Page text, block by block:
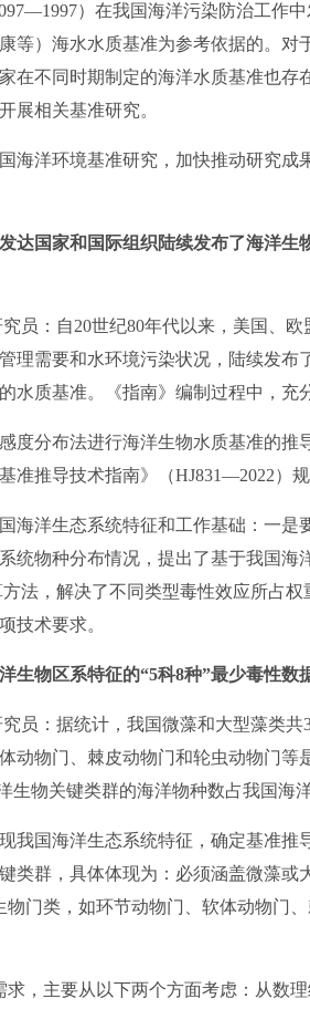
）在我国海洋污染防治工作中
等）海水水质基准为参考依据的。
在不同时期制定的海洋水质基准也
展相关基准研究。
洋环境基准研究，加快推动研究成
达国家和国际组织陆续发布了海洋
：自20世纪80年代以来，美国、欧
理需要和水环境污染状况，陆续发
水质基准。《指南》编制过程中，充
分布法进行海洋生物水质基准的推
准推导技术指南》（HJ831—2022）规
洋生态系统特征和工作基础：一是
统物种分布情况，提出了基于我国海
法，解决了不同类型毒性效应所占
技术要求。
生物区系特征的“5科8种”最少毒性数
：据统计，我国微藻和大型藻类共
动物门、棘皮动物门和轮虫动物门等
生物关键类群的海洋物种数占我国海
国海洋生态系统特征，确定基准推
类群，具体体现为：必须涵盖微藻或
门类，如环节动物门、软体动物门
主要从以下两个方面考虑：从数理